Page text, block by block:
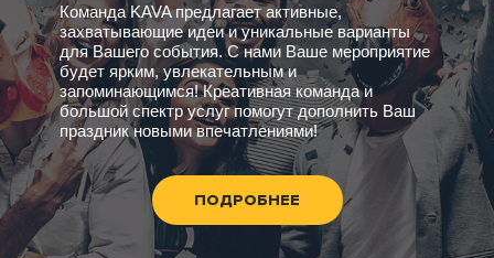
Команда KAVA предлагает активные,
захватывающие идеи и уникальные варианты
для Вашего события. С нами Ваше мероприятие
будет ярким, увлекательным и
запоминающимся! Креативная команда и
большой спектр услуг помогут дополнить Ваш
праздник новыми впечатлениями!
ПОДРОБНЕЕ